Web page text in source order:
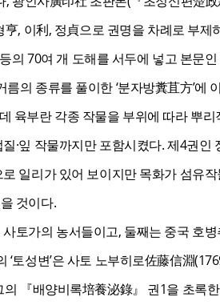
, 이利, 정貞으로 권명을 차례로 부
의 70여 개 도해를 서두에 넣고 본문
의 종류를 풀이한 ‘분자방糞苴方’에
육부란 각종 작물을 부위에 따라 뿌
질·잎 작물까지만 포함시켰다. 제4권
일리가 있어 보이지만 목화가 섬유
것이다.
토가의 농서들이고, 둘째는 중국 호
‘토성변’은 사토 노부히로佐藤信淵
『배양비록培養泌錄』 권1을 초록